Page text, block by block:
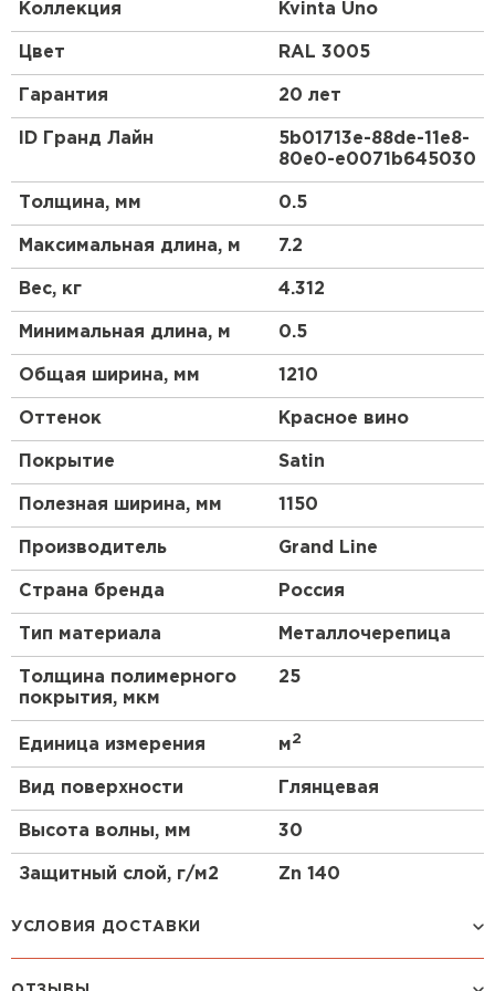
Коллекция Kvinta Uno
Цвет RAL 3005
Гарантия 20 лет
ID Гранд Лайн
5b01713e-88de-11e8-
80e0-e0071b645030
Толщина, мм 0.5
Максимальная длина, м 7.2
Вес, кг 4.312
Минимальная длина, м 0.5
Общая ширина, мм 1210
Оттенок Красное вино
Покрытие Satin
Полезная ширина, мм 1150
Производитель Grand Line
Страна бренда Россия
Тип материала Металлочерепица
Толщина полимерного
покрытия, мкм
25
Единица измерения м2
Вид поверхности Глянцевая
Высота волны, мм 30
Защитный слой, г/м2 Zn 140
УСЛОВИЯ ДОСТАВКИ